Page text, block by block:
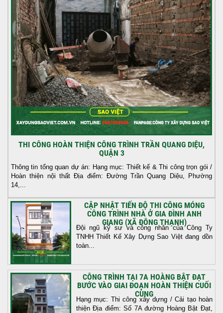
THI CÔNG HOÀN THIỆN CÔNG TRÌNH TRẦN QUANG DIỆU,
QUẬN 3
Thông tin tổng quan dự án: Hạng mục: Thiết kế & Thi công trọn gói /
Hoàn thiện nội thất Địa điểm: Đường Trần Quang Diệu, Phường
14,...
CẬP NHẬT TIẾN ĐỘ THI CÔNG MÓNG
CÔNG TRÌNH NHÀ Ở GIA ĐÌNH ANH
GIANG (XÃ ĐÔNG THẠNH)
Đội ngũ kỹ sư và công nhân của Công Ty
TNHH Thiết Kế Xây Dựng Sao Việt đang dồn
toàn...
CÔNG TRÌNH TẠI 7A HOÀNG BẬT ĐẠT
BƯỚC VÀO GIAI ĐOẠN HOÀN THIỆN CUỐI
CÙNG
Hạng mục: Thi công xây dựng / Cải tạo hoàn
thiện Địa điểm: Số 7A đường Hoàng Bật Đạt,